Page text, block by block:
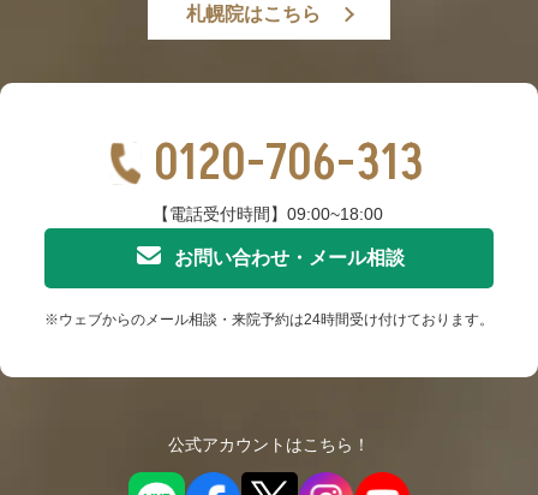
札幌院はこちら
0120-706-313
【電話受付時間】09:00~18:00
お問い合わせ・メール相談
※ウェブからのメール相談・来院予約は24時間受け付けております。
公式アカウントはこちら！